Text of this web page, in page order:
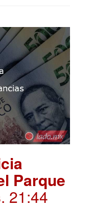
Parque
. 21:44